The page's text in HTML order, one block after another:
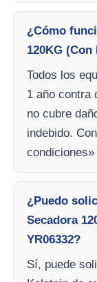
¿Cómo
120KG
Todos los
1 año contra
no cubre
indebido.
condiciones»
¿Puedo
Secadora
YR06332?
Sí, puede